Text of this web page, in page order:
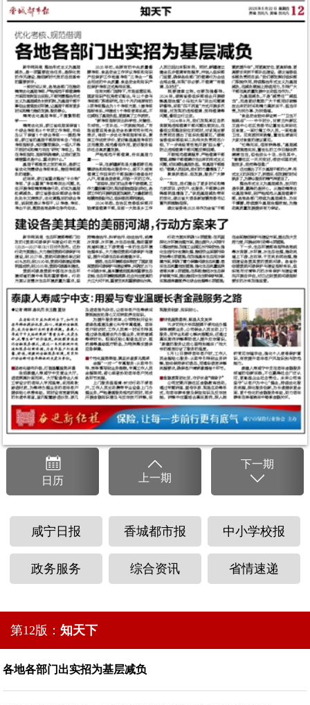
日 历 上一期
下一期
咸宁日报 香城都市报 中小学校报
政务服务 综合资讯 省情速递
第12版： 知天下
各地各部门出实招为基层减负